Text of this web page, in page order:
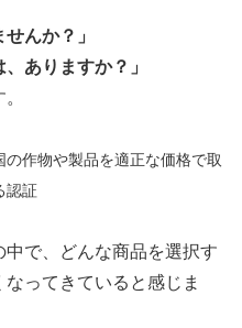
んか？」
ありますか？」
作物や製品を適正な価格で取
認証
で、どんな商品を選択す
ってきていると感じま